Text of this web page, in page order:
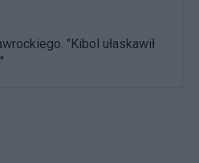
"Kibol ułaskawił